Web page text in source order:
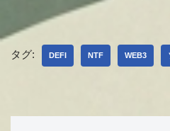
タグ: DEFI NTF WEB3